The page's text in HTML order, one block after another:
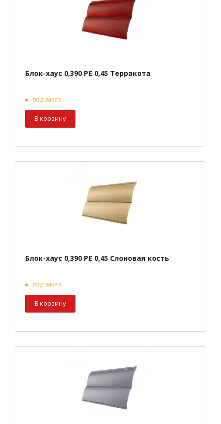
Блок-хаус 0,390 PE 0,45 Терракота
под заказ
В корзину
Блок-хаус 0,390 PE 0,45 Слоновая кость
под заказ
В корзину